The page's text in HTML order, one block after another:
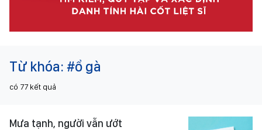
Từ khóa: #ổ gà
có 77 kết quả
Mưa tạnh, người vẫn ướt